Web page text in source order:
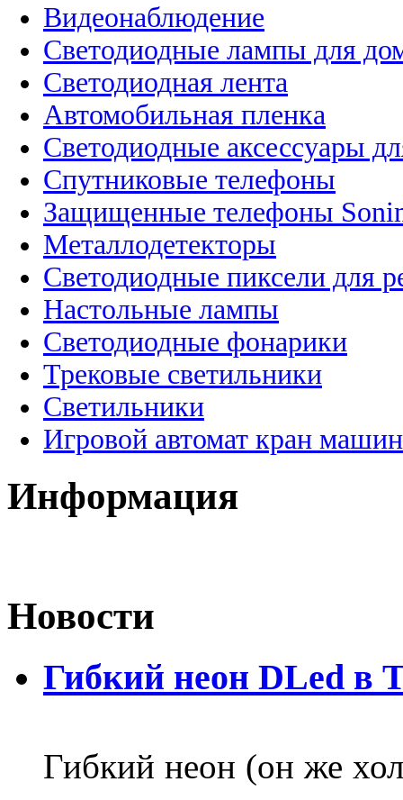
Видеонаблюдение
Светодиодные лампы для
Светодиодная лента
Автомобильная пленка
Светодиодные аксессуары
Спутниковые телефоны
Защищенные телефоны
Металлодетекторы
Светодиодные пиксели для
Настольные лампы
Светодиодные фонарики
Трековые светильники
Светильники
Игровой автомат кран
Информация
Новости
Гибкий неон DLed в
Гибкий неон (он же